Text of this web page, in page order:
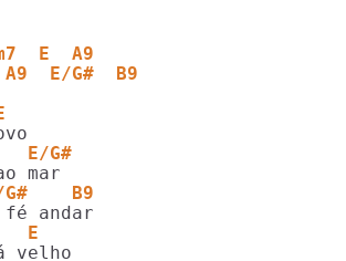
E  A9
E/G#  B9
E/G#
B9
E